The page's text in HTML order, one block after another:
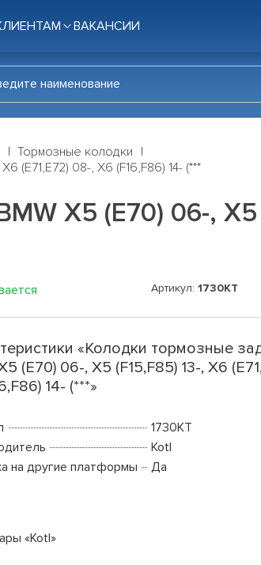
ВАКАНСИИ
Тормозные колодки
(E71,E72) 08-, X6 (F16,F86) 14- (***
X5 (E70) 06-, X5
Артикул: 1730KT
«Колодки тормозные
(E70) 06-, X5 (F15,F85) 13-, X6
14- (***»
1730KT
Kotl
на другие платформы
Да
«Kotl»